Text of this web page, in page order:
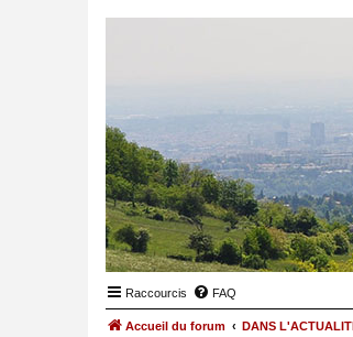
Raccourcis FAQ
Accueil du forum DANS